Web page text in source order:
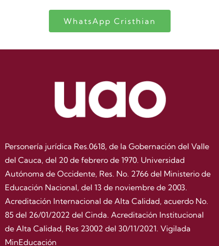
WhatsApp Cristhian
Personería jurídica Res.0618, de la Gobernación del Valle
del Cauca, del 20 de febrero de 1970. Universidad
Autónoma de Occidente, Res. No. 2766 del Ministerio de
Educación Nacional, del 13 de noviembre de 2003.
Acreditación Internacional de Alta Calidad, acuerdo No.
85 del 26/01/2022 del Cinda. Acreditación Institucional
de Alta Calidad, Res 23002 del 30/11/2021. Vigilada
MinEducación